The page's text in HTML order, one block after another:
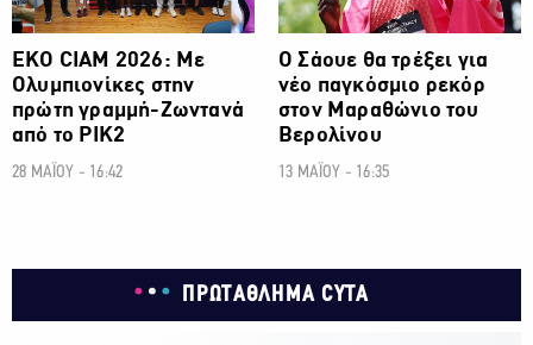
ΕΚΟ CIAM 2026: Με
Ολυμπιονίκες στην
πρώτη γραμμή-Zωντανά
από το ΡΙΚ2
28 ΜΑΪΟΥ - 16:42
Ο Σάουε θα τρέξει για
νέο παγκόσμιο ρεκόρ
στον Μαραθώνιο του
Βερολίνου
13 ΜΑΪΟΥ - 16:35
ΠΡΩΤΑΘΛΗΜΑ CYTA